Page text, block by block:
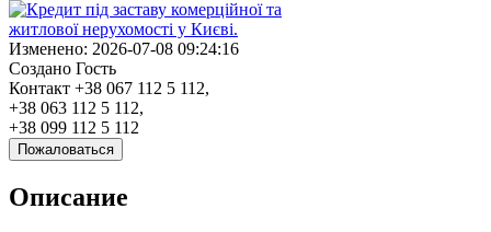
Изменено: 2026-07-08 09:24:16
Создано Гость
Контакт +38 067 112 5 112,
+38 063 112 5 112,
+38 099 112 5 112
Пожаловаться
Описание